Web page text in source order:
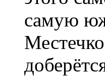
самую